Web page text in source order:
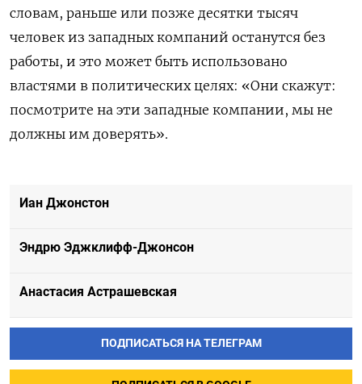
словам, раньше или позже десятки тысяч
человек из западных компаний останутся без
работы, и это может быть использовано
властями в политических целях: «Они скажут:
посмотрите на эти западные компании, мы не
должны им доверять».
Иан Джонстон
Эндрю Эджклифф-Джонсон
Анастасия Астрашевская
ПОДПИСАТЬСЯ НА ТЕЛЕГРАМ